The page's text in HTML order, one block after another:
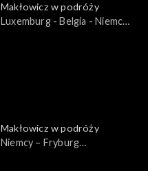
Makłowicz w podróży
Luxemburg - Belgia - Niemcy
Makłowicz w podróży
Niemcy – Fryburg